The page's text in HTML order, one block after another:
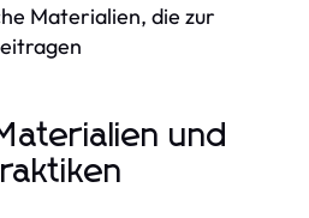
Materialien, die zur
und